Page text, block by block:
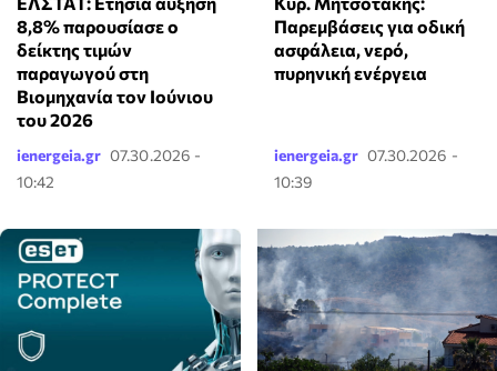
8,8% παρουσίασε ο
δείκτης τιμών
παραγωγού στη
Βιομηχανία τον Ιούνιου
του 2026
ienergeia.gr 07.30.2026 -
10:42
Παρεμβάσεις για οδική
ασφάλεια, νερό,
πυρηνική ενέργεια
ienergeia.gr 07.30.2026 -
10:39